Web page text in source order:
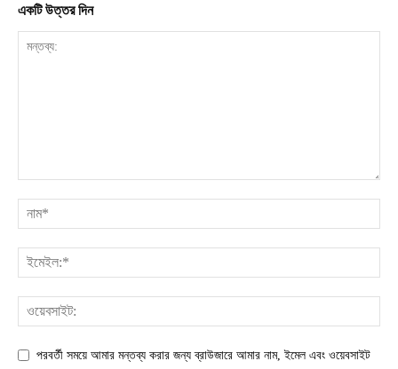
একটি উত্তর দিন
পরবর্তী সময়ে আমার মন্তব্য করার জন্য ব্রাউজারে আমার নাম, ইমেল এবং ওয়েবসাইট